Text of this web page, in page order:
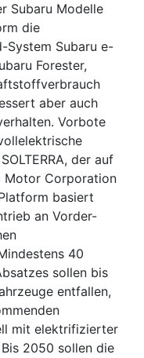
Subaru Modelle
die
System Subaru e-
Forester,
aber auch
Vorbote
der auf
Motor Corporation
basiert
an Vorder-
40
sollen bis
entfallen,
mit elektrifizierter
2050 sollen die